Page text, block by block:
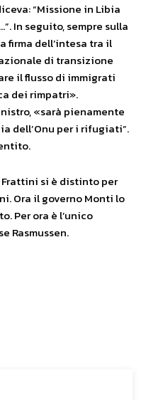
“Missione in Libia
In seguito, sempre sulla
firma dell’intesa tra il
di transizione
il flusso di immigrati
dei rimpatri».
«sarà pienamente
dell’Onu per i rifugiati”.
Frattini si è distinto per
Ora il governo Monti lo
Per ora è l’unico
Rasmussen.